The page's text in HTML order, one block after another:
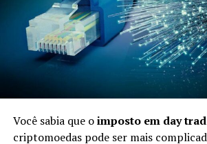
Impostos sobre
Brasil
No Brasil, a Receita Federal considera
comopatrimônio. Isso significa que,
pode estar sujeito à tributação. As leis
determinam que quaisquer ganhos
Você sabia que oimposto em day
criptomoedas pode ser mais